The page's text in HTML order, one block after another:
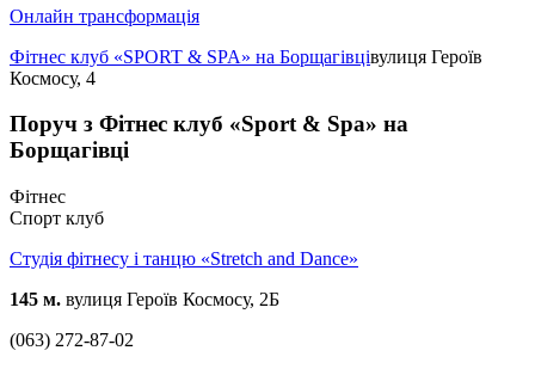
Онлайн трансформація
Фітнес клуб «SPORT & SPA» на Борщагівцівулиця Героїв
Космосу, 4
Поруч з Фітнес клуб «Sport & Spa» на
Борщагівці
Фітнес
Спорт клуб
Студія фітнесу і танцю «Stretch and Dance»
145 м. вулиця Героїв Космосу, 2Б
(063) 272-87-02